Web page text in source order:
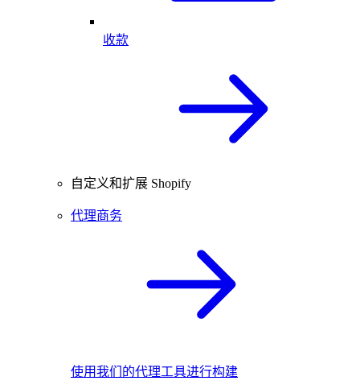
收款
自定义和扩展 Shopify
代理商务
使用我们的代理工具进行构建